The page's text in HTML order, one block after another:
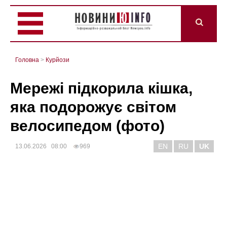
Головна > Курйози
Мережі підкорила кішка,
яка подорожує світом
велосипедом (фото)
13.06.2026 08:00 969 EN RU UK